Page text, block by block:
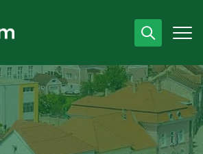
vrijeme